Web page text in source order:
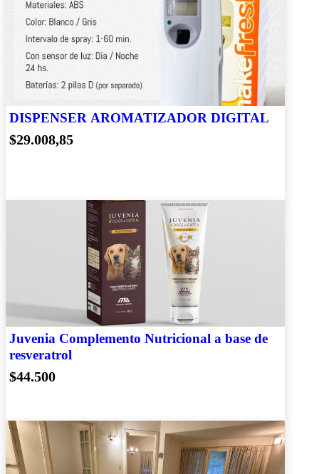
DISPENSER AROMATIZADOR DIGITAL
$29.008,85
Juvenia Complemento Nutricional a base de
resveratrol
$44.500